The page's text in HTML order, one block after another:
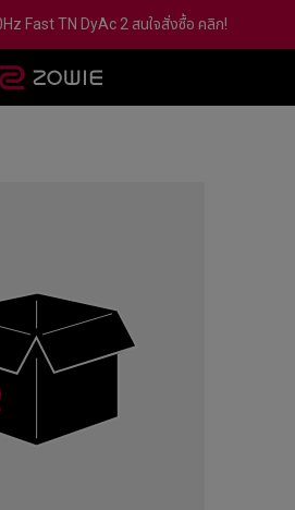
Fast TN DyAc 2 สนใจสั่งซื้อ คลิก!